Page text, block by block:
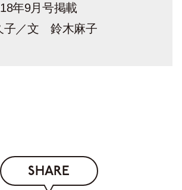
年9月号掲載
／文 鈴木麻子
SHARE